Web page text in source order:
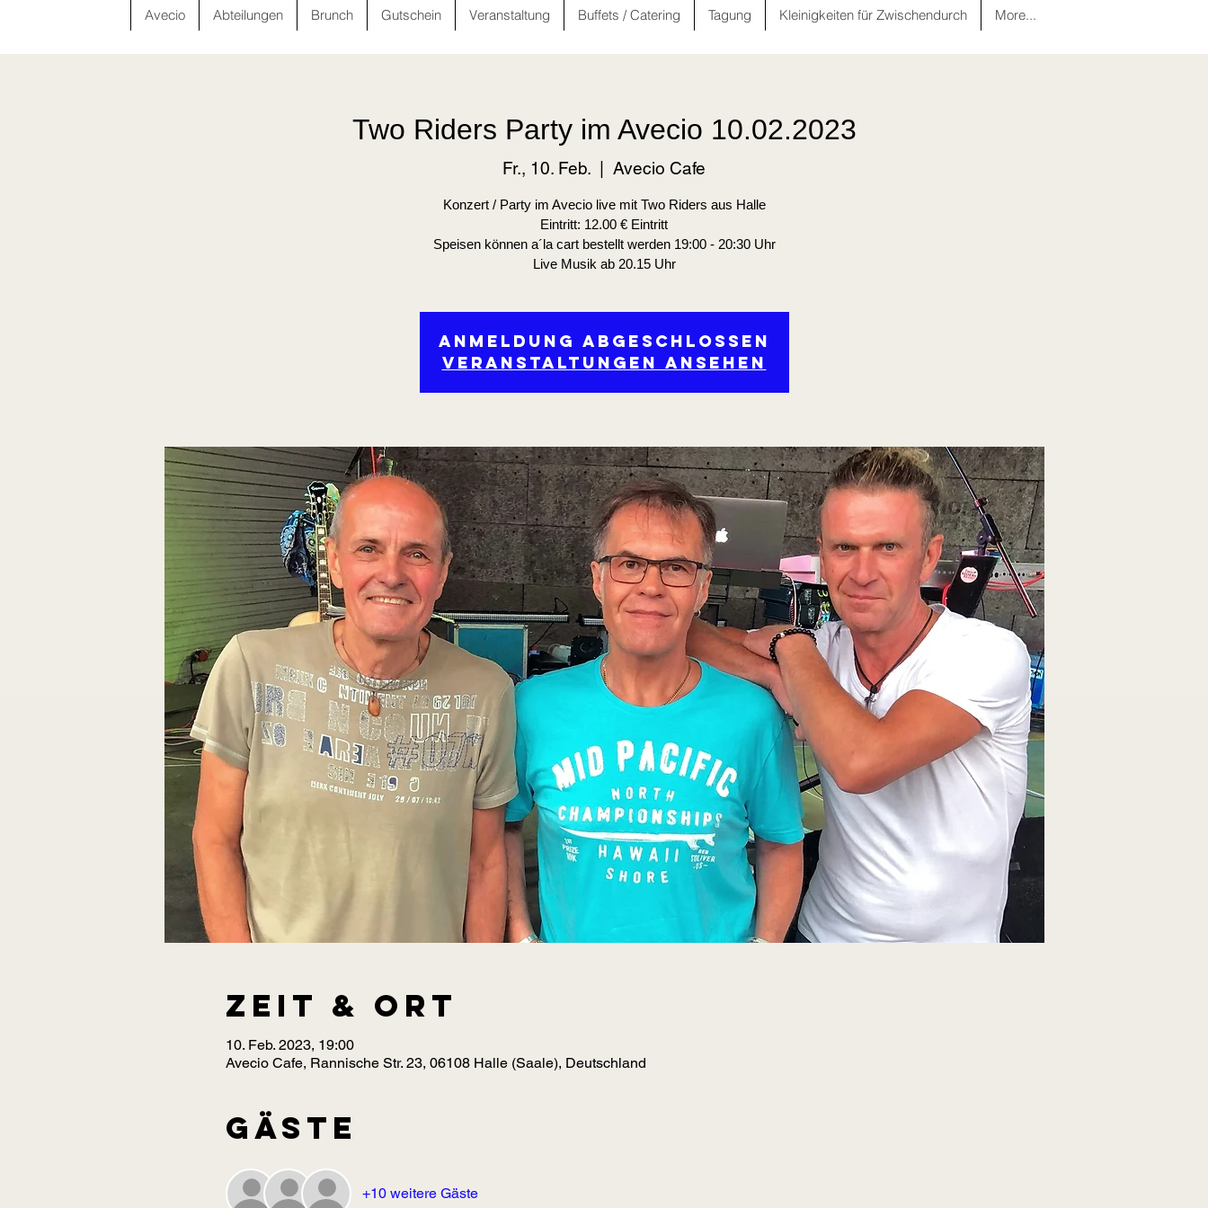
Avecio Abteilungen Brunch Gutschein Veranstaltung Buffets / Catering Tagung Kleinigkeiten für Zwischendurch More...
Two Riders Party im Avecio 10.02.2023
Fr., 10. Feb. Avecio Cafe
Konzert / Party im Avecio live mit Two Riders aus Halle
Eintritt: 12.00 € Eintritt
Speisen können a´la cart bestellt werden 19:00 - 20:30 Uhr
Live Musik ab 20.15 Uhr
Anmeldung abgeschlossen
Veranstaltungen ansehen
Zeit & Ort
10. Feb. 2023, 19:00
Avecio Cafe, Rannische Str. 23, 06108 Halle (Saale), Deutschland
Gäste
+10 weitere Gäste